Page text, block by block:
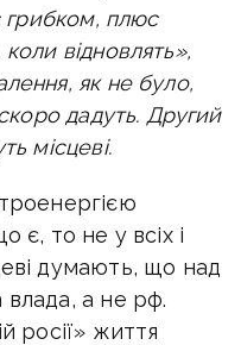
грибком, плюс
відновлять»,
як не було,
дадуть. Другий
місцеві.
є, то не у всіх і
думають, що над
влада, а не рф.
росії» життя